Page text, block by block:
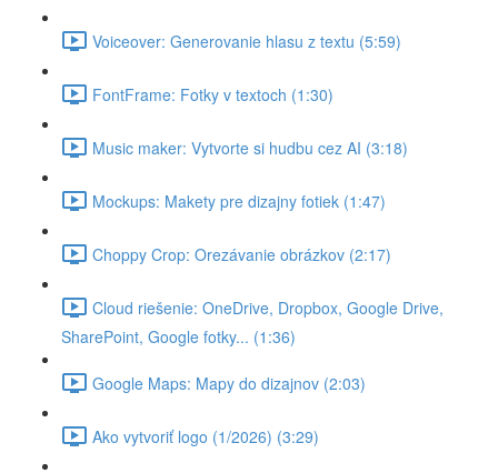
Voiceover: Generovanie hlasu z textu (5:59)
FontFrame: Fotky v textoch (1:30)
Music maker: Vytvorte si hudbu cez AI (3:18)
Mockups: Makety pre dizajny fotiek (1:47)
Choppy Crop: Orezávanie obrázkov (2:17)
Cloud riešenie: OneDrive, Dropbox, Google Drive,
SharePoint, Google fotky... (1:36)
Google Maps: Mapy do dizajnov (2:03)
Ako vytvoriť logo (1/2026) (3:29)